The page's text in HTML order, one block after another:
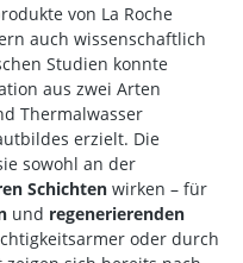
von La Roche
auch wissenschaftlich
Studien konnte
aus zwei Arten
Thermalwasser
erzielt. Die
sowohl an der
Schichten wirken – für
und regenerierenden
oder durch